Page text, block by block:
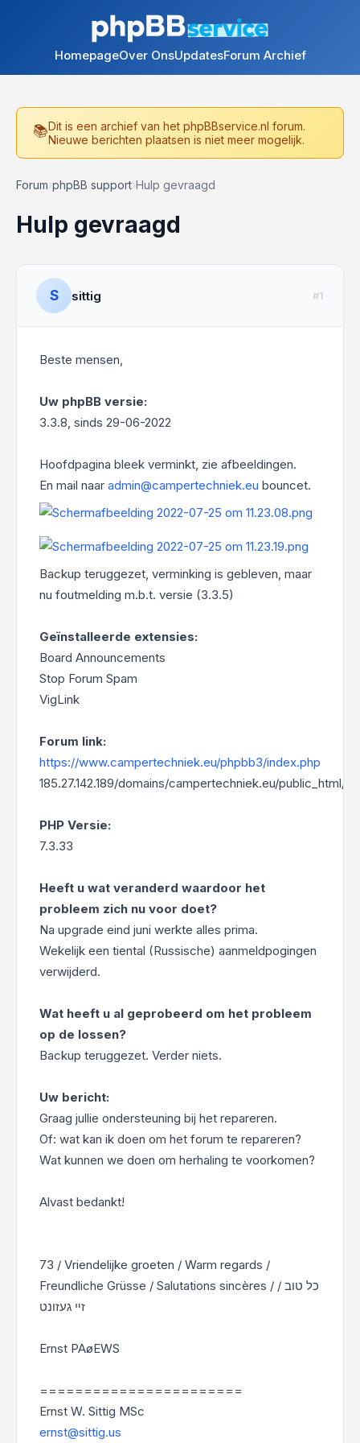
HomepageOver OnsUpdatesForum Archief
Dit is een archief van het phpBBservice.nl forum.
Nieuwe berichten plaatsen is niet meer mogelijk.
Forum›phpBB support›Hulp gevraagd
Hulp gevraagd
S sittig #1
Beste mensen,
Uw phpBB versie:
3.3.8, sinds 29-06-2022
Hoofdpagina bleek verminkt, zie afbeeldingen.
En mail naar admin@campertechniek.eu bouncet.
Backup teruggezet, verminking is gebleven, maar
nu foutmelding m.b.t. versie (3.3.5)
Geïnstalleerde extensies:
Board Announcements
Stop Forum Spam
VigLink
Forum link:
https://www.campertechniek.eu/phpbb3/index.php
185.27.142.189/domains/campertechniek.eu/public_html/
PHP Versie:
7.3.33
Heeft u wat veranderd waardoor het
probleem zich nu voor doet?
Na upgrade eind juni werkte alles prima.
Wekelijk een tiental (Russische) aanmeldpogingen
verwijderd.
Wat heeft u al geprobeerd om het probleem
op de lossen?
Backup teruggezet. Verder niets.
Uw bericht:
Graag jullie ondersteuning bij het repareren.
Of: wat kan ik doen om het forum te repareren?
Wat kunnen we doen om herhaling te voorkomen?
Alvast bedankt!
73 / Vriendelijke groeten / Warm regards /
Freundliche Grüsse / Salutations sincères / כל טוב /
זײ געזונט
Ernst PAøEWS
=======================
Ernst W. Sittig MSc
ernst@sittig.us